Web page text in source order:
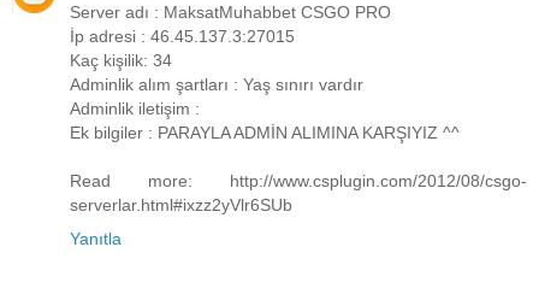
Server adı : MaksatMuhabbet CSGO PRO
İp adresi : 46.45.137.3:27015
Kaç kişilik: 34
Adminlik alım şartları : Yaş sınırı vardır
Adminlik iletişim :
Ek bilgiler : PARAYLA ADMİN ALIMINA KARŞIYIZ ^^
Read more: http://www.csplugin.com/2012/08/csgo-
serverlar.html#ixzz2yVlr6SUb
Yanıtla